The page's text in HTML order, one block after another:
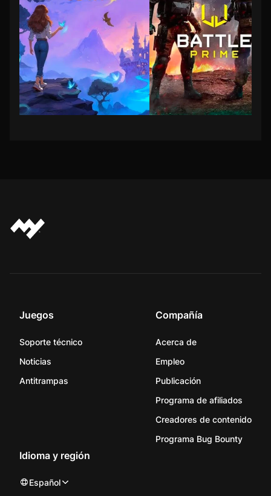
Juegos
Soporte técnico
Noticias
Antitrampas
Compañía
Acerca de
Empleo
Publicación
Programa de afiliados
Creadores de contenido
Programa Bug Bounty
Idioma y región
Español